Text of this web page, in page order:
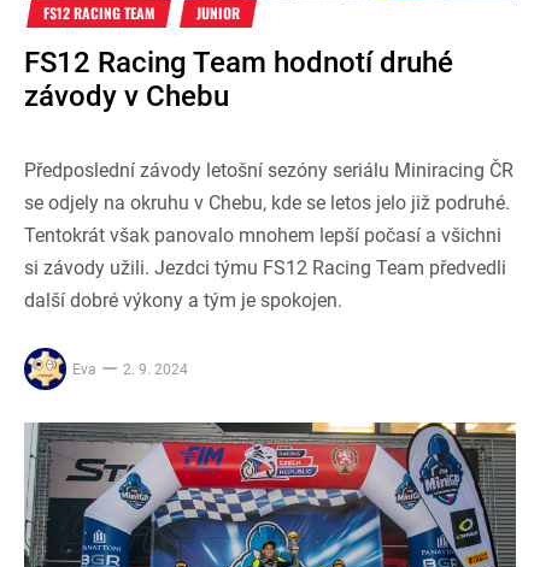
FS12 RACING TEAM JUNIOR
FS12 Racing Team hodnotí druhé
závody v Chebu
Předposlední závody letošní sezóny seriálu Miniracing ČR
se odjely na okruhu v Chebu, kde se letos jelo již podruhé.
Tentokrát však panovalo mnohem lepší počasí a všichni
si závody užili. Jezdci týmu FS12 Racing Team předvedli
další dobré výkony a tým je spokojen.
Eva 2. 9. 2024